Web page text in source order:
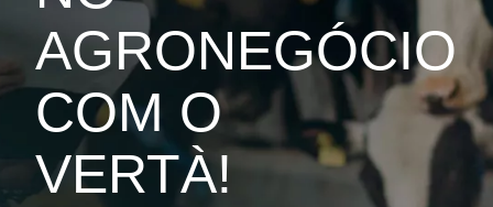
AGRONEGÓCIO
COM O
VERTÀ!